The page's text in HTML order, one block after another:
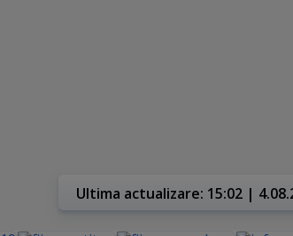
Ultima actualizare: 15:02 |